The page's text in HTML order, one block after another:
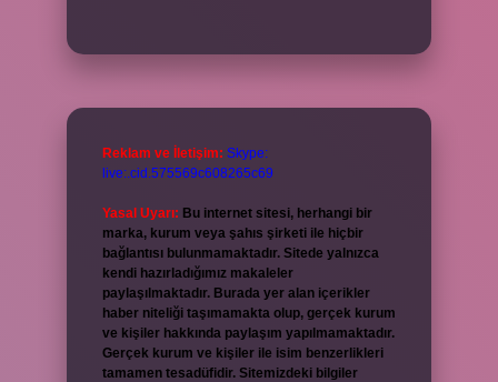
Reklam ve İletişim: Skype:
live:.cid.575569c608265c69
Yasal Uyarı: Bu internet sitesi, herhangi bir
marka, kurum veya şahıs şirketi ile hiçbir
bağlantısı bulunmamaktadır. Sitede yalnızca
kendi hazırladığımız makaleler
paylaşılmaktadır. Burada yer alan içerikler
haber niteliği taşımamakta olup, gerçek kurum
ve kişiler hakkında paylaşım yapılmamaktadır.
Gerçek kurum ve kişiler ile isim benzerlikleri
tamamen tesadüfidir. Sitemizdeki bilgiler